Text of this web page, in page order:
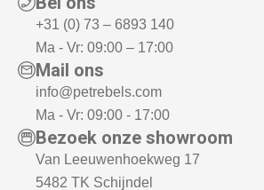
+31 (0) 73 – 6893 140
Ma - Vr: 09:00 – 17:00
Mail ons
info@petrebels.com
Ma - Vr: 09:00 - 17:00
Bezoek onze showroom
Van Leeuwenhoekweg 17
5482 TK Schijndel